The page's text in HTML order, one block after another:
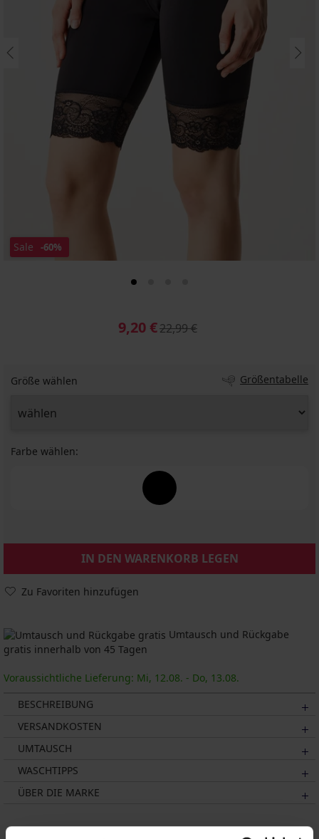
Sale -60%
9,20 €22,99 €
Größe wählen Größentabelle
Farbe wählen:
IN DEN WARENKORB LEGEN
Zu Favoriten hinzufügen
Umtausch und Rückgabe
gratis innerhalb von 45 Tagen
Voraussichtliche Lieferung: Mi, 12.08. - Do, 13.08.
BESCHREIBUNG
VERSANDKOSTEN
UMTAUSCH
WASCHTIPPS
ÜBER DIE MARKE